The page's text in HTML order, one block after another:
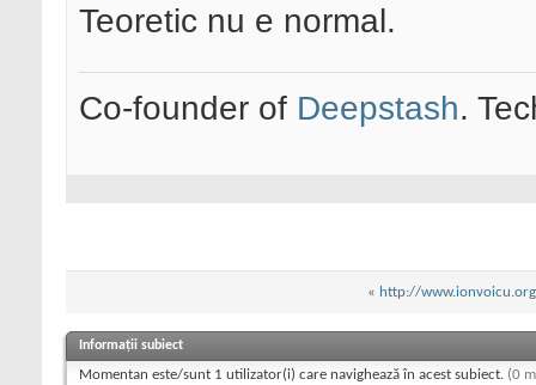
Teoretic nu e normal.
Co-founder of Deepstash.
« http://
Informații subiect
Momentan este/sunt 1 utilizator(i) care navighează în acest subiect. (0